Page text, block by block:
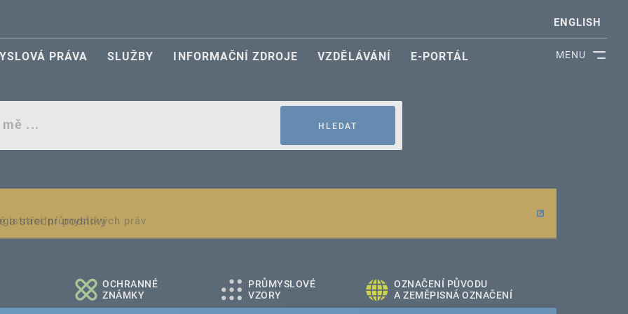
MENU
ENGLISH
PRÁVA SLUŽBY INFORMAČNÍ ZDROJE VZDĚLÁVÁNÍ E-PORTÁL
HLEDAT
průmyslových práv
a střední podniky
OCHRANNÉ
ZNÁMKY
PRŮMYSLOVÉ
VZORY
OZNAČENÍ PŮVODU
A ZEMĚPISNÁ OZNAČENÍ